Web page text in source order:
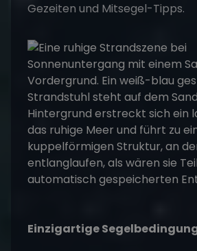
Gezeiten und Mitsegel-Tipps.
Einzigartige